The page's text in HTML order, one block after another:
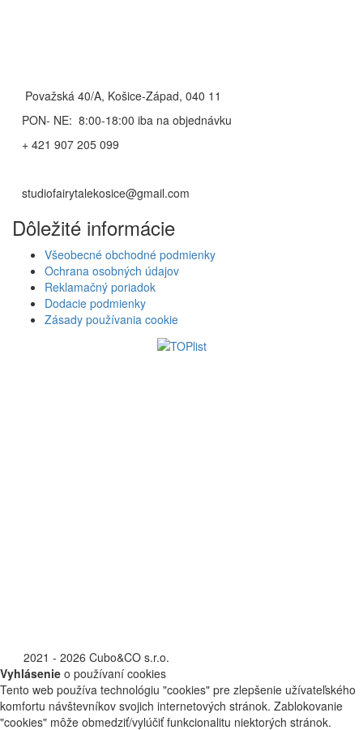
Považská 40/A, Košice-Západ, 040 11
PON- NE: 8:00-18:00 iba na objednávku
+ 421 907 205 099
studiofairytalekosice@gmail.com
Dôležité informácie
Všeobecné obchodné podmienky
Ochrana osobných údajov
Reklamačný poriadok
Dodacie podmienky
Zásady používania cookie
2021 - 2026 Cubo&CO s.r.o.
Vyhlásenie o používaní cookies
Tento web používa technológiu "cookies" pre zlepšenie užívateľského
komfortu návštevníkov svojich internetových stránok. Zablokovanie
"cookies" môže obmedziť/vylúčiť funkcionalitu niektorých stránok.